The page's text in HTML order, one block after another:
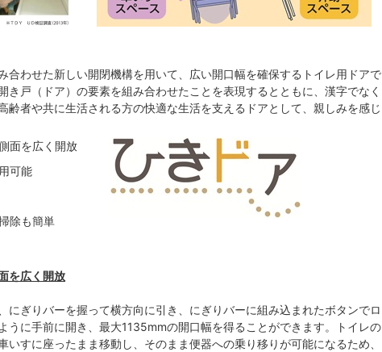
合わせた新しい開閉機構を用いて、広い開口幅を確保するトイレ用ドアで
戸（ドア）の要素を組み合わせたことを表現するとともに、漢字でなく
齢者や共に生活される方の快適な生活を支えるドアとして、親しみを感じ
面を広く開放
可能
除も簡単
を広く開放
にぎりバーを握って横方向に引き、にぎりバーに組み込まれたボタンでロ
うに手前に開き、最大1135mmの開口幅を得ることができます。トイレの
すに座ったまま移動し、そのまま便器への乗り移りが可能になるため、